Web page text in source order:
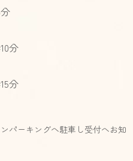
分
分
パーキングへ駐車し受付へお知